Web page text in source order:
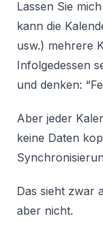
Lassen Sie
kann die
usw.) mehrere
Infolgedessen
und denken:
Aber jeder
keine Daten
Das sieht zwar
aber nicht.